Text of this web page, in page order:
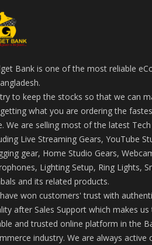
Bank is one of the most reliable
to keep the stocks so that we can
what you are ordering the
We are selling most of the latest Tech
Live Streaming Gears, YouTube
gear, Home Studio Gears,
Lighting Setup, Ring Lights,
and its related products.
won customers' trust with
after Sales Support which makes
and trusted online platform in the
industry. We are always active